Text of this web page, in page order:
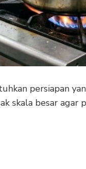
persiapan
skala besar